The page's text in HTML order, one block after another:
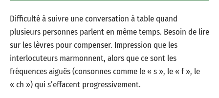
Difficulté à suivre une conversation à table quand
plusieurs personnes parlent en même temps. Besoin de lire
sur les lèvres pour compenser. Impression que les
interlocuteurs marmonnent, alors que ce sont les
fréquences aiguës (consonnes comme le « s », le « f », le
« ch ») qui s’effacent progressivement.